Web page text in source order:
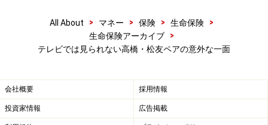
保険会社のイベントということもあり、備えについての
質問もありました。
高橋選手：
All About > マネー > 保険 > 生命保険
>
生命保険アーカイブ
>
テレビでは見られない高橋・松友ペアの意外な一面
会社概要 採用情報
投資家情報 広告掲載